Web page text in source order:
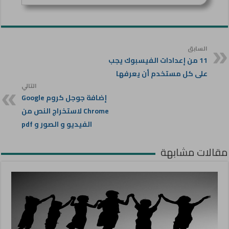
السابق
11 من إعدادات الفيسبوك يجب
على كل مستخدم أن يعرفها
التالي
إضافة جوجل كروم Google
Chrome لاستخراج النص من
الفيديو و الصور و pdf
مقالات مشابهة